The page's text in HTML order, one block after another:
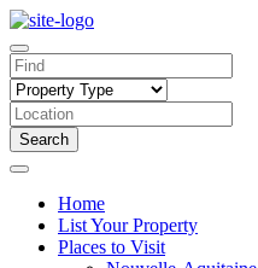
Search
Home
List Your Property
Places to Visit